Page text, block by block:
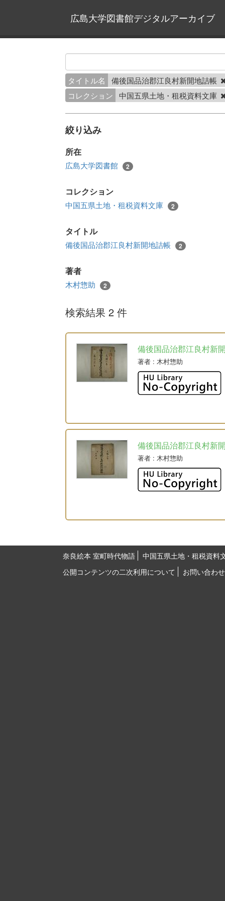
広島大学図書館デジタルアーカイブ
タイトル名
備後国品治郡江良村新開地詰帳
コレクション
中国五県土地・租税資料文庫
絞り込み
所在
広島大学図書館 2
コレクション
中国五県土地・租税資料文庫 2
タイトル
備後国品治郡江良村新開地詰帳 2
著者
木村惣助 2
検索結果 2 件
備後国品治郡江良村新
著者 : 木村惣助
備後国品治郡江良村新
著者 : 木村惣助
奈良絵本 室町時代物語
中国五県土地・租税資料
公開コンテンツの二次利用について
お問い合わせ